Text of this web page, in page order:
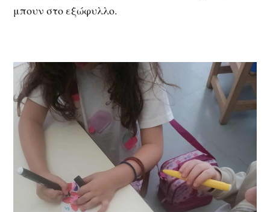
μπουν στο εξώφυλλο.